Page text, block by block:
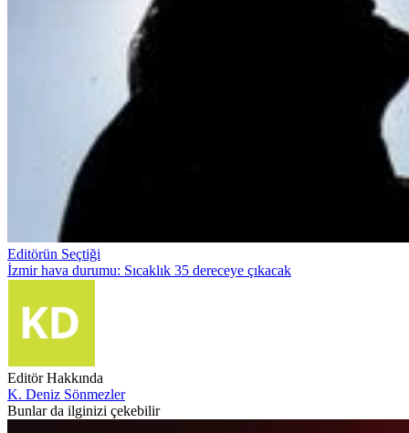
Editörün Seçtiği
İzmir hava durumu: Sıcaklık 35 dereceye çıkacak
Editör Hakkında
K. Deniz Sönmezler
Bunlar da ilginizi çekebilir